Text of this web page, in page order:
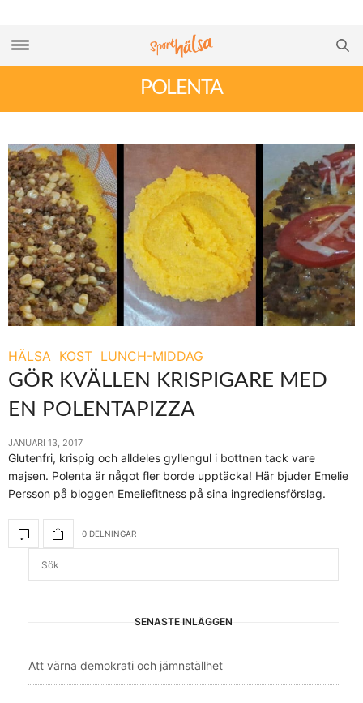
POLENTA
HÄLSA KOST LUNCH-MIDDAG
GÖR KVÄLLEN KRISPIGARE MED
EN POLENTAPIZZA
JANUARI 13, 2017
Glutenfri, krispig och alldeles gyllengul i bottnen tack vare
majsen. Polenta är något fler borde upptäcka! Här bjuder Emelie
Persson på bloggen Emeliefitness på sina ingrediensförslag.
0 DELNINGAR
SENASTE INLÄGGEN
Att värna demokrati och jämnställhet